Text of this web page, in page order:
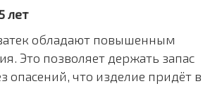
лет
обладают повышенным
Это позволяет держать запас
опасений, что изделие придёт в